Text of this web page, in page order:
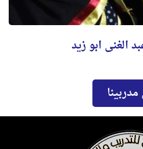
الغنى ابو زيد